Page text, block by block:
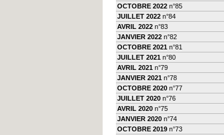
OCTOBRE 2022 n°85
JUILLET 2022 n°84
AVRIL 2022 n°83
JANVIER 2022 n°82
OCTOBRE 2021 n°81
JUILLET 2021 n°80
AVRIL 2021 n°79
JANVIER 2021 n°78
OCTOBRE 2020 n°77
JUILLET 2020 n°76
AVRIL 2020 n°75
JANVIER 2020 n°74
OCTOBRE 2019 n°73